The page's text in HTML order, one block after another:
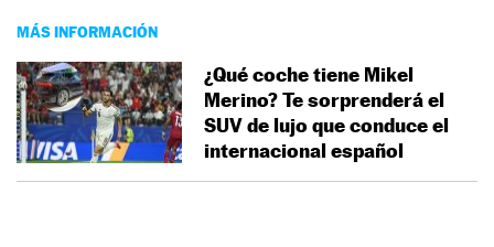
MÁS INFORMACIÓN
¿Qué coche tiene Mikel
Merino? Te sorprenderá el
SUV de lujo que conduce el
internacional español